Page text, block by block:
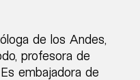
de los Andes,
profesora de
embajadora de